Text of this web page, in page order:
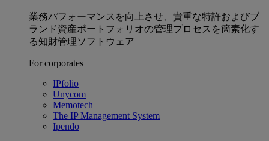
業務パフォーマンスを向上させ、貴重な特許およびブ
ランド資産ポートフォリオの管理プロセスを簡素化す
る知財管理ソフトウェア
For corporates
IPfolio
Unycom
Memotech
The IP Management System
Ipendo